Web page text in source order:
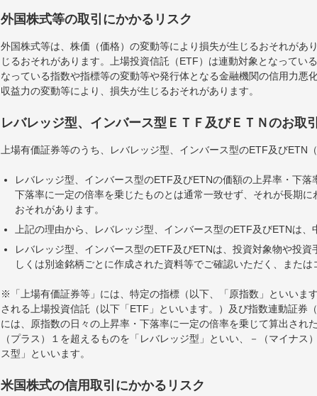
外国株式等の取引にかかるリスク
外国株式等は、株価（価格）の変動等により損失が生じるおそれがあ
じるおそれがあります。上場投資信託（ETF）は連動対象となってい
なっている指数や指標等の変動等や発行体となる金融機関の信用力
収益力の変動等により、損失が生じるおそれがあります。
レバレッジ型、インバース型ＥＴＦ及びＥＴＮのお取
上場有価証券等のうち、レバレッジ型、インバース型のETF及び
レバレッジ型、インバース型のETF及びETNの価額の上昇率・下
下落率に一定の倍率を乗じたものとは通常一致せず、それが長期
おそれがあります。
上記の理由から、レバレッジ型、インバース型のETF及びETNは
レバレッジ型、インバース型のETF及びETNは、投資対象物や投
しくは別途銘柄ごとに作成された資料等でご確認いただく、または
※「上場有価証券等」には、特定の指標（以下、「原指数」といいま
される上場投資信託（以下「ETF」といいます。）及び指数連動証券
には、原指数の日々の上昇率・下落率に一定の倍率を乗じて算出され
（プラス）１を超えるものを「レバレッジ型」といい、－（マイナ
ス型」といいます。
米国株式の信用取引にかかるリスク